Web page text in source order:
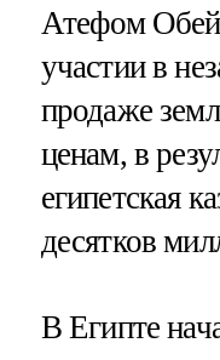
Атефом
участии в
продаже
ценам, в
египетская
десятков
В Египте